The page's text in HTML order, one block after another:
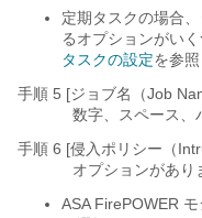
定期タスクの場合
るオプションがい
タスクの設定を参照
手順 5 [ジョブ名（Job
数字、スペース、
手順 6 [侵入ポリシー（
オプションがあり
ASA FirePOWER